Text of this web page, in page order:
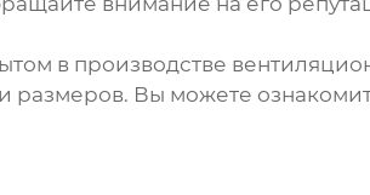
в производстве
размеров. Вы можете